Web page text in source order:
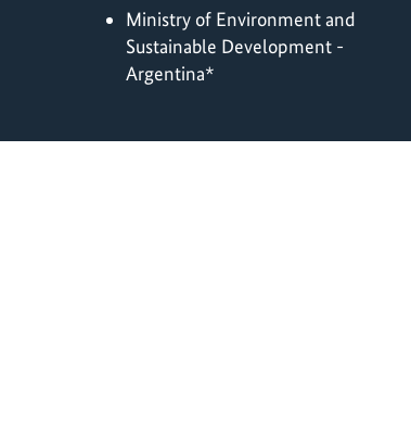
Ministry of Environment and
Sustainable Development -
Argentina*